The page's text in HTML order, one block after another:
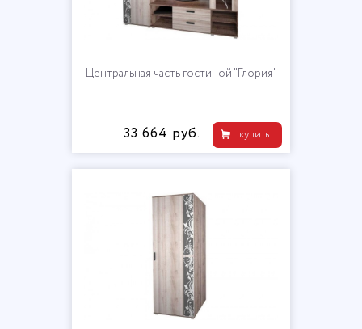
Центральная часть гостиной "Глория"
купить
33 664 руб.